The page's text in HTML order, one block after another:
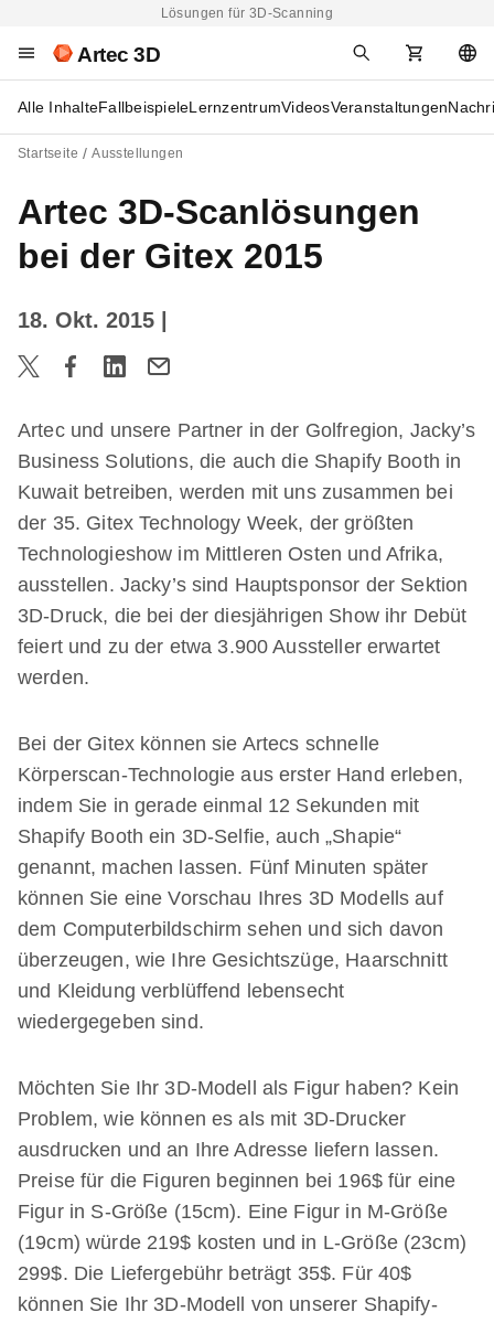
Lösungen für 3D-Scanning
Artec 3D
Alle InhalteFallbeispieleLernzentrumVideosVeranstaltungen
Startseite Ausstellungen
Artec 3D-Scanlösungen
bei der Gitex 2015
18. Okt. 2015
Artec und unsere Partner in der Golfregion, Jacky’s
Business Solutions, die auch die Shapify Booth in
Kuwait betreiben, werden mit uns zusammen bei
der 35. Gitex Technology Week, der größten
Technologieshow im Mittleren Osten und Afrika,
ausstellen. Jacky’s sind Hauptsponsor der Sektion
3D-Druck, die bei der diesjährigen Show ihr Debüt
feiert und zu der etwa 3.900 Aussteller erwartet
werden.
Bei der Gitex können sie Artecs schnelle
Körperscan-Technologie aus erster Hand erleben,
indem Sie in gerade einmal 12 Sekunden mit
Shapify Booth ein 3D-Selfie, auch „Shapie“
genannt, machen lassen. Fünf Minuten später
können Sie eine Vorschau Ihres 3D Modells auf
dem Computerbildschirm sehen und sich davon
überzeugen, wie Ihre Gesichtszüge, Haarschnitt
und Kleidung verblüffend lebensecht
wiedergegeben sind.
Möchten Sie Ihr 3D-Modell als Figur haben? Kein
Problem, wie können es als mit 3D-Drucker
ausdrucken und an Ihre Adresse liefern lassen.
Preise für die Figuren beginnen bei 196$ für eine
Figur in S-Größe (15cm). Eine Figur in M-Größe
(19cm) würde 219$ kosten und in L-Größe (23cm)
299$. Die Liefergebühr beträgt 35$. Für 40$
können Sie Ihr 3D-Modell von unserer Shapify-